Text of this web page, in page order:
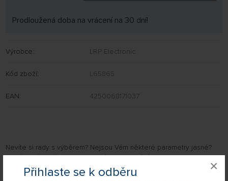
Přihlaste se k odběru
×
Prodloužená doba na vrácení na 30 dní!
Výrobce: LRP Electronic
Kód zboží: L65865
EAN: 4250068171037
Nevíte si rady s výběrem? Nejsou Vám některé parametry jasné?
Napište nám Váš dotaz a my Vás s odpovědí kontaktujeme.
Chcete dostat upozornění ve chvíli, kdy produkt bude k dispozici?
Stačí vyplnit formulář a náš hlídací pes Vám dá vědět.